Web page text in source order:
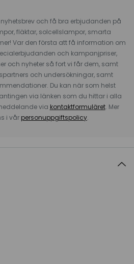
och få bra erbjudanden på
fläktar, solcellslampor, smarta
Var den första att få information om
och kampanjpriser,
och nyheter så fort vi får dem, samt
och undersökningar, samt
Du kan när som helst
via länken som du hittar i alla
via kontaktformuläret. Mer
i vår personuppgiftspolicy.